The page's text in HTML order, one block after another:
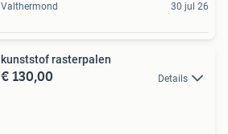
Valthermond 30 jul 26
kunststof rasterpalen
€ 130,00 Details